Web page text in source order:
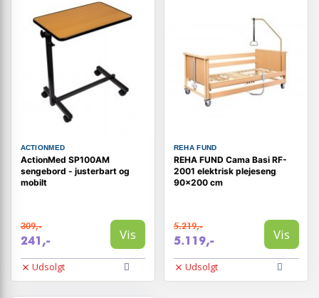
ACTIONMED
ActionMed SP100AM
sengebord - justerbart og
mobilt
309,-
241,- Vis
Udsolgt
REHA FUND
REHA FUND Cama Basi RF-
2001 elektrisk plejeseng
90×200 cm
5.219,-
5.119,- Vis
Udsolgt